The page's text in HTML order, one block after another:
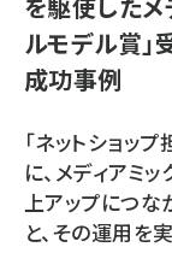
yahoo
楽天
ecbeing
アスクル
base
ルモデル賞」
成功事例
「ネットショッ
に、メディアミ
上アップにつな
と、その運用を